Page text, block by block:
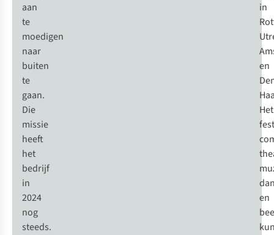
aan
te
moedigen
naar
buiten
te
gaan.
Die
missie
heeft
het
bedrijf
in
2024
nog
steeds.
in
en
Het
en